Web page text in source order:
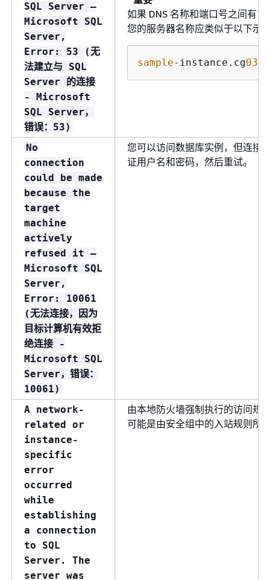
SQL Server –
Microsoft SQL
Server,
Error: 53 (无
法建立与 SQL
Server 的连接
- Microsoft
SQL Server，
错误：53)
如果 DNS 名称和端口号之间有
您的服务器名称应类似于以下示
sample-instance.cg034
No
connection
could be made
because the
target
machine
actively
refused it –
Microsoft SQL
Server,
Error: 10061
(无法连接，因为
目标计算机有效拒
绝连接 -
Microsoft SQL
Server，错误：
10061)
您可以访问数据库实例，但连接
证用户名和密码，然后重试。
A network-
related or
instance-
specific
error
occurred
while
establishing
a connection
to SQL
Server. The
server was
由本地防火墙强制执行的访问规
可能是由安全组中的入站规则所